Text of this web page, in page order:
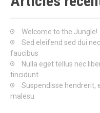
r
Welcome to the Jungle!
Sed eleifend sed dui
faucibus
Nulla eget tellus nec
tincidunt
Suspendisse hendrerit,
malesu